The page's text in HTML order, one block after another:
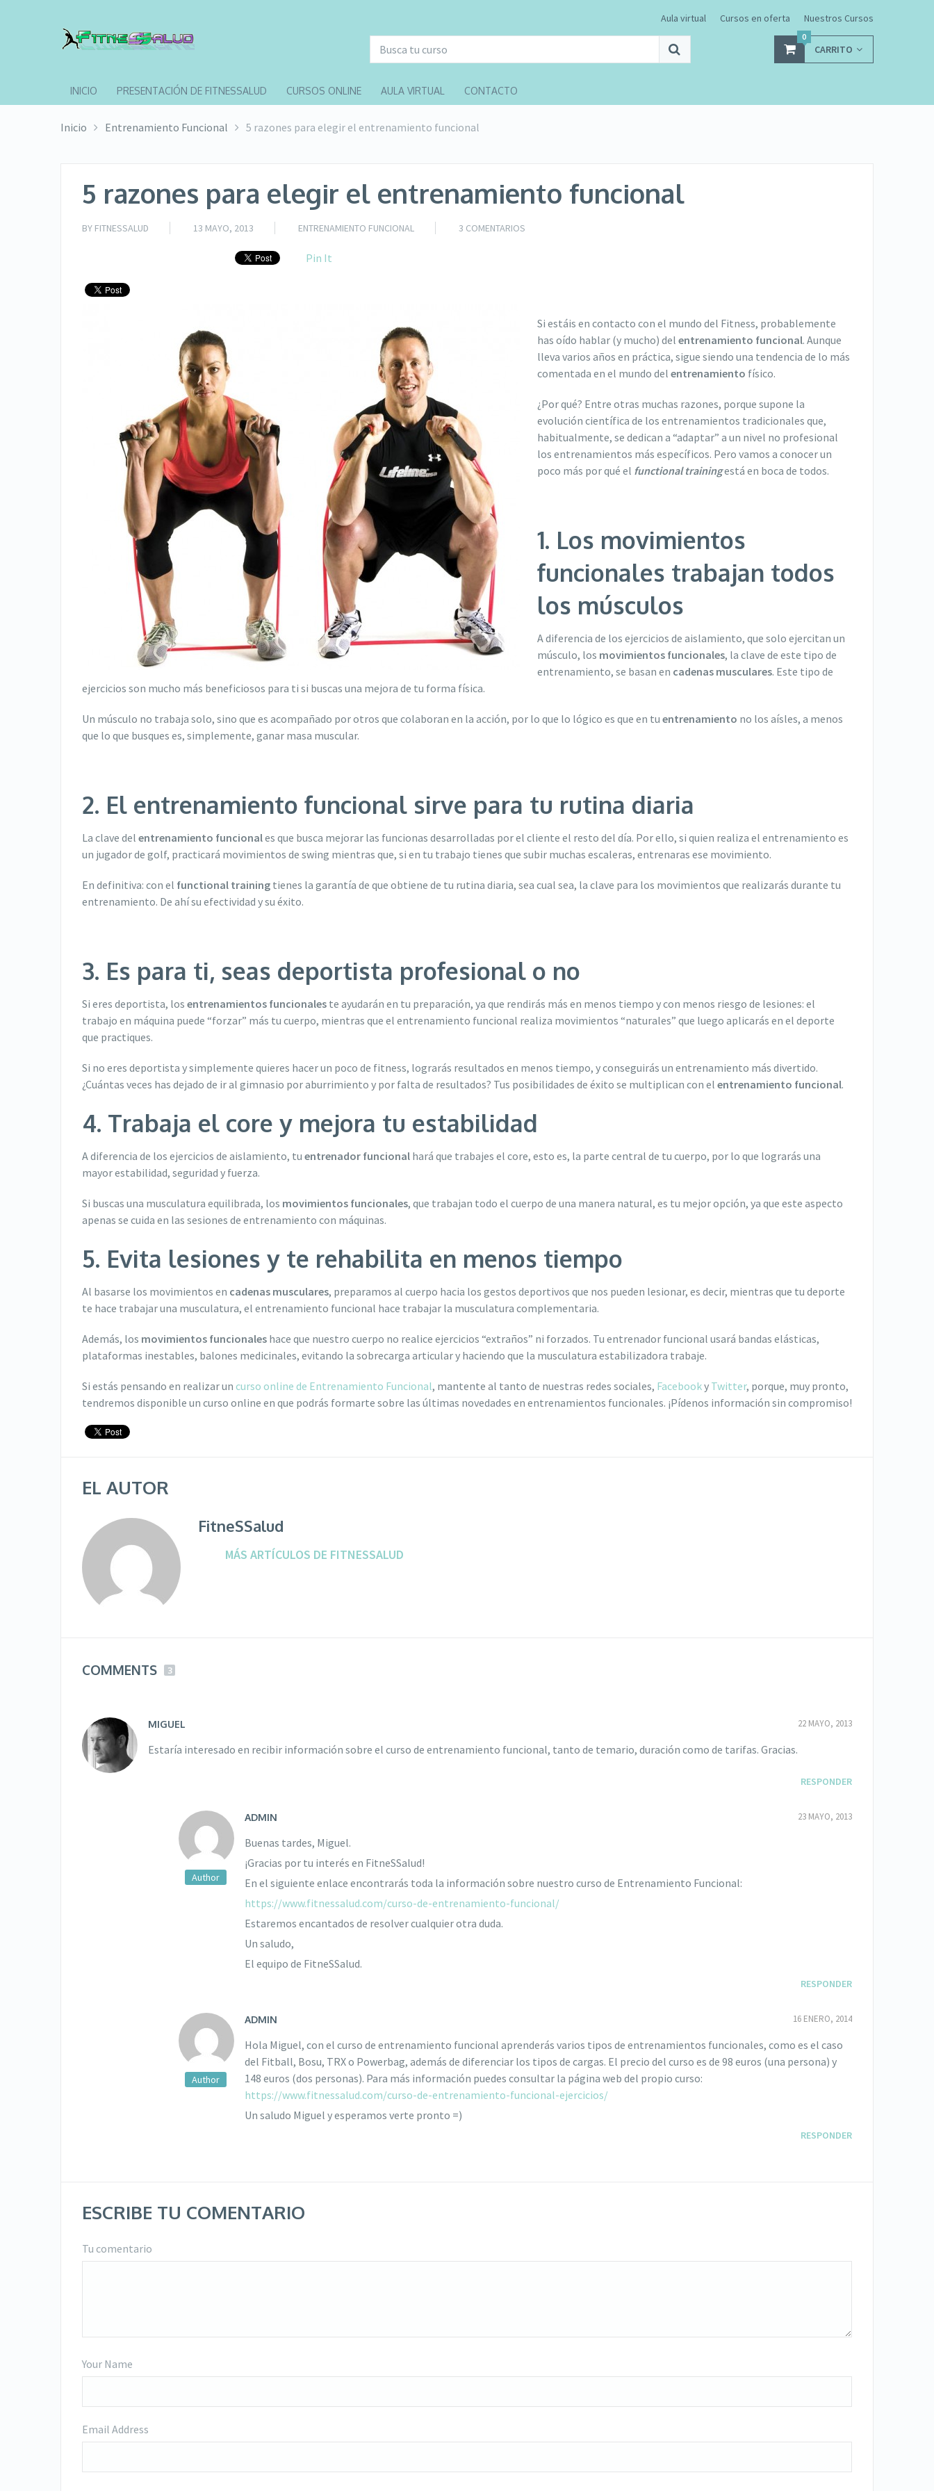
Aula virtual Cursos en oferta Nuestros Cursos
CARRITO
0
INICIO PRESENTACIÓN DE FITNESSALUD CURSOS ONLINE AULA VIRTUAL CONTACTO
Inicio Entrenamiento Funcional 5 razones para elegir el entrenamiento funcional
5 razones para elegir el entrenamiento funcional
BY FITNESSALUD 13 MAYO, 2013 ENTRENAMIENTO FUNCIONAL 3 COMENTARIOS
Pin It
Si estáis en contacto con el mundo del Fitness, probablemente
has oído hablar (y mucho) delentrenamiento funcional. Aunque
lleva varios años en práctica, sigue siendo una tendencia de lo más
comentada en el mundo delentrenamiento físico.
¿Por qué? Entre otras muchas razones, porque supone la
evolución científica de los entrenamientos tradicionales que,
habitualmente, se dedican a “adaptar” a un nivel no profesional
los entrenamientos más específicos. Pero vamos a conocer un
poco más por qué el functional trainingestá en boca de todos.
1. Los movimientos
funcionales trabajan todos
los músculos
A diferencia de los ejercicios de aislamiento, que solo ejercitan un
músculo, los movimientos funcionales, la clave de este tipo de
entrenamiento, se basan en cadenas musculares. Este tipo de
ejercicios son mucho más beneficiosos para ti si buscas una mejora de tu forma física.
Un músculo no trabaja solo, sino que es acompañado por otros que colaboran en la acción, por lo que lo lógico es que en tu entrenamiento no los aísles, a menos
que lo que busques es, simplemente, ganar masa muscular.
2. El entrenamiento funcional sirve para tu rutina diaria
La clave del entrenamiento funcionales que busca mejorar las funcionas desarrolladas por el cliente el resto del día. Por ello, si quien realiza el entrenamiento es
un jugador de golf, practicará movimientos de swing mientras que, si en tu trabajo tienes que subir muchas escaleras, entrenaras ese movimiento.
En definitiva: con el functional training tienes la garantía de que obtiene de tu rutina diaria, sea cual sea, la clave para los movimientos que realizarás durante tu
entrenamiento. De ahí su efectividad y su éxito.
3. Es para ti, seas deportista profesional o no
Si eres deportista, los entrenamientos funcionales te ayudarán en tu preparación, ya que rendirás más en menos tiempo y con menos riesgo de lesiones: el
trabajo en máquina puede “forzar” más tu cuerpo, mientras que el entrenamiento funcional realiza movimientos “naturales” que luego aplicarás en el deporte
que practiques.
Si no eres deportista y simplemente quieres hacer un poco de fitness, lograrás resultados en menos tiempo, y conseguirás un entrenamiento más divertido.
¿Cuántas veces has dejado de ir al gimnasio por aburrimiento y por falta de resultados? Tus posibilidades de éxito se multiplican con el entrenamiento funcional.
4. Trabaja el core y mejora tu estabilidad
A diferencia de los ejercicios de aislamiento, tu entrenador funcional hará que trabajes el core, esto es, la parte central de tu cuerpo, por lo que lograrás una
mayor estabilidad, seguridad y fuerza.
Si buscas una musculatura equilibrada, los movimientos funcionales, que trabajan todo el cuerpo de una manera natural, es tu mejor opción, ya que este aspecto
apenas se cuida en las sesiones de entrenamiento con máquinas.
5. Evita lesiones y te rehabilita en menos tiempo
Al basarse los movimientos en cadenas musculares, preparamos al cuerpo hacia los gestos deportivos que nos pueden lesionar, es decir, mientras que tu deporte
te hace trabajar una musculatura, el entrenamiento funcional hace trabajar la musculatura complementaria.
Además, los movimientos funcionales hace que nuestro cuerpo no realice ejercicios “extraños” ni forzados. Tu entrenador funcional usará bandas elásticas,
plataformas inestables, balones medicinales, evitando la sobrecarga articular y haciendo que la musculatura estabilizadora trabaje.
Si estás pensando en realizar un curso online de Entrenamiento Funcional, mantente al tanto de nuestras redes sociales, Facebooky Twitter, porque, muy pronto,
tendremos disponible un curso online en que podrás formarte sobre las últimas novedades en entrenamientos funcionales. ¡Pídenos información sin compromiso!
EL AUTOR
FitneSSalud
MÁS ARTÍCULOS DE FITNESSALUD
COMMENTS 3
MIGUEL 22 MAYO, 2013
Estaría interesado en recibir información sobre el curso de entrenamiento funcional, tanto de temario, duración como de tarifas. Gracias.
RESPONDER
ADMIN 23 MAYO, 2013
Buenas tardes, Miguel.
¡Gracias por tu interés en FitneSSalud!
En el siguiente enlace encontrarás toda la información sobre nuestro curso de Entrenamiento Funcional:
https://www.fitnessalud.com/curso-de-entrenamiento-funcional/
Estaremos encantados de resolver cualquier otra duda.
Un saludo,
El equipo de FitneSSalud.
RESPONDER
ADMIN 16 ENERO, 2014
Hola Miguel, con el curso de entrenamiento funcional aprenderás varios tipos de entrenamientos funcionales, como es el caso
del Fitball, Bosu, TRX o Powerbag, además de diferenciar los tipos de cargas. El precio del curso es de 98 euros (una persona) y
148 euros (dos personas). Para más información puedes consultar la página web del propio curso:
https://www.fitnessalud.com/curso-de-entrenamiento-funcional-ejercicios/
Un saludo Miguel y esperamos verte pronto =)
RESPONDER
ESCRIBE TU COMENTARIO
Tu comentario
Your Name
Email Address